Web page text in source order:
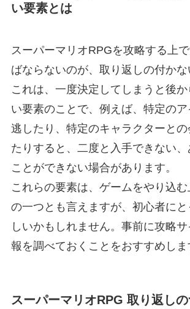
い要素とは
スーパーマリオRPGを攻略する上
ばならないのが、取り返しの付かな
これは、一度決定してしまうと後
い要素のことで、例えば、特定のア
逃したり、特定のキャラクターとの
たりすると、二度と入手できない
ことができない場合があります。
これらの要素は、ゲームをやり込
の一つとも言えますが、初心者に
しいかもしれません。事前に攻略
報を調べておくことをおすすめしま
スーパーマリオRPG 取り返し